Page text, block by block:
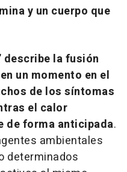
y un cuerpo que
describe la fusión
un momento en el
de los síntomas
el calor
de forma anticipada.
ambientales
determinados